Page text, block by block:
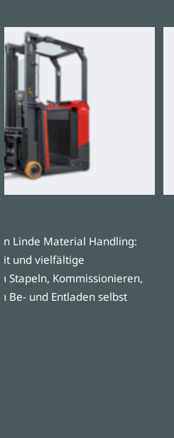
Linde Material Handling:
und vielfältige
Stapeln, Kommissionieren,
Be- und Entladen selbst